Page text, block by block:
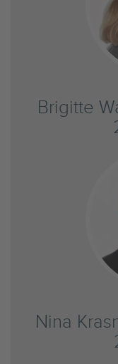
Brigitte
Nina